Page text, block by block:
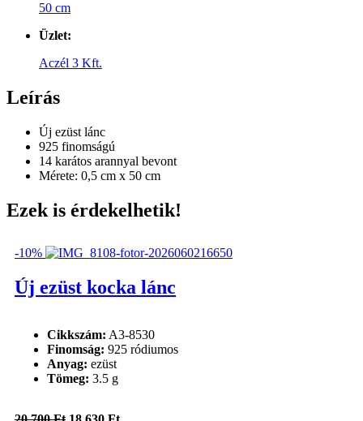
50 cm
Üzlet:
Aczél 3 Kft.
Leírás
Új ezüst lánc
925 finomságú
14 karátos arannyal bevont
Mérete: 0,5 cm x 50 cm
Ezek is érdekelhetik!
-10%
Új ezüst kocka lánc
Cikkszám: A3-8530
Finomság: 925 ródiumos
Anyag: ezüst
Tömeg: 3.5 g
Original Current